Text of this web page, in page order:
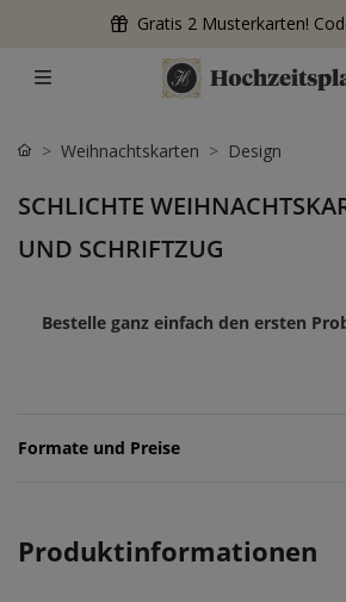
Gratis 2 Musterkarten!
Weihnachtskarten Design
SCHLICHTE
UND SCHRIFTZUG
Bestelle ganz einfach den ersten
Formate und Preise
Produktinformationen